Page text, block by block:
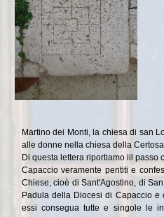
Martino dei Monti, la chiesa di san
alle donne nella chiesa della
Di questa lettera riportiamo iil passo
Capaccio veramente pentiti e
Chiese, cioè di Sant'Agostino, di
Padula della Diocesi di Capaccio
essi consegua tutte e singole le